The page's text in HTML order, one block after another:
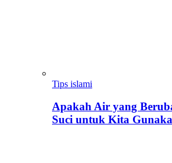
Tips islami
Apakah Air yang
Suci untuk Kita